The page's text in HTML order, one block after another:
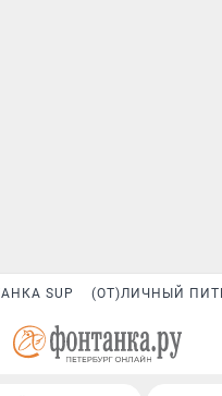
SUP (ОТ)ЛИЧНЫЙ